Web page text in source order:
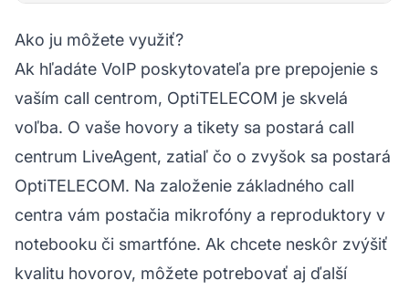
Ako ju môžete využiť?
Ak hľadáte VoIP poskytovateľa pre prepojenie s
vaším call centrom, OptiTELECOM je skvelá
voľba. O vaše hovory a tikety sa postará call
centrum LiveAgent, zatiaľ čo o zvyšok sa postará
OptiTELECOM. Na založenie základného call
centra vám postačia mikrofóny a reproduktory v
notebooku či smartfóne. Ak chcete neskôr zvýšiť
kvalitu hovorov, môžete potrebovať aj ďalší